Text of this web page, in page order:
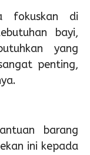
fokuskan di
bayi,
yang
penting,
barang
ini kepada